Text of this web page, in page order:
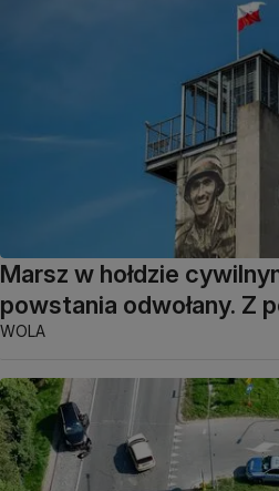
Marsz w hołdzie
powstania odwołany. Z
WOLA